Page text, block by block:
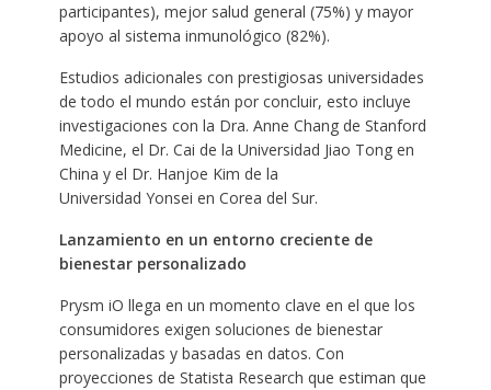
participantes), mejor salud general (75%) y mayor
apoyo al sistema inmunológico (82%).
Estudios adicionales con prestigiosas universidades
de todo el mundo están por concluir, esto incluye
investigaciones con la Dra. Anne Chang de Stanford
Medicine, el Dr. Cai de la Universidad Jiao Tong en
China y el Dr. Hanjoe Kim de la
Universidad Yonsei en Corea del Sur.
Lanzamiento en un entorno creciente de
bienestar personalizado
Prysm iO llega en un momento clave en el que los
consumidores exigen soluciones de bienestar
personalizadas y basadas en datos. Con
proyecciones de Statista Research que estiman que